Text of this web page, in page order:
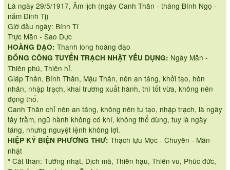
Là ngày 29/5/1917, Âm lịch (ngày Canh Thân - tháng Bính Ngọ -
năm Đinh Tị)
Giờ đầu ngày: Bính Tí
Trực Mãn - Sao Dực
HOÀNG ĐẠO: Thanh long hoàng đạo
ĐỔNG CÔNG TUYỂN TRẠCH NHẬT YẾU DỤNG: Ngày Mãn -
Thiên phú, Thiên hỉ.
Giáp Thân, Bính Thân, Mậu Thân, nên an táng, khởi tạo, hôn
nhân, nhập trạch, khai trương xuất hành, thì tốt vừa, không nên
động thổ.
Canh Thân chỉ nên an táng, không nên tu tạo, nhập trạch, là ngày
tây trầm, ngũ hành không có khí, không thể dùng, tuy là ngày
táng, nhưng nguyệt lệnh không lợi.
HIỆP KỶ BIỆN PHƯƠNG THƯ: Thạch lựu Mộc - Chuyên - Mãn
nhật
* Cát thần: Tướng nhật, Dịch mã, Thiên hậu, Thiên vu, Phúc đức,